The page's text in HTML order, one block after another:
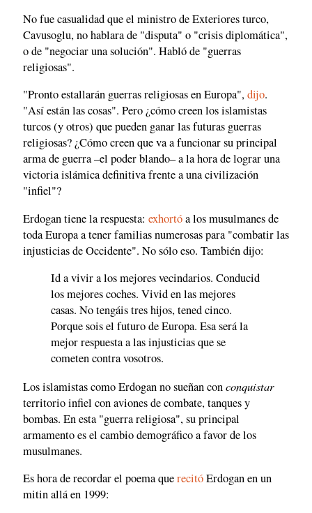
No fue casualidad que el ministro de Exteriores turco,
Cavusoglu, no hablara de "disputa" o "crisis diplomática",
o de "negociar una solución". Habló de "guerras
religiosas".
"Pronto estallarán guerras religiosas en Europa",dijo.
"Así están las cosas". Pero ¿cómo creen los islamistas
turcos (y otros) que pueden ganar las futuras guerras
religiosas? ¿Cómo creen que va a funcionar su principal
arma de guerra –el poder blando– a la hora de lograr una
victoria islámica definitiva frente a una civilización
"infiel"?
Erdogan tiene la respuesta: exhortóa los musulmanes de
toda Europa a tener familias numerosas para "combatir las
injusticias de Occidente". No sólo eso. También dijo:
Id a vivir a los mejores vecindarios. Conducid
los mejores coches. Vivid en las mejores
casas. No tengáis tres hijos, tened cinco.
Porque sois el futuro de Europa. Esa será la
mejor respuesta a las injusticias que se
cometen contra vosotros.
Los islamistas como Erdogan no sueñan conconquistar
territorio infiel con aviones de combate, tanques y
bombas. En esta "guerra religiosa", su principal
armamento es el cambio demográfico a favor de los
musulmanes.
Es hora de recordar el poema querecitóErdogan en un
mitin allá en 1999: